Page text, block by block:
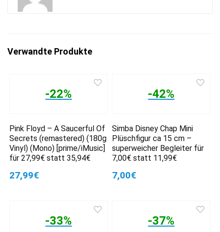
Verwandte Produkte
-22%
Pink Floyd – A Saucerful Of
Secrets (remastered) (180g
Vinyl) (Mono) [prime/iMusic]
für 27,99€ statt 35,94€
27,99€
-42%
Simba Disney Chap Mini
Plüschfigur ca 15 cm –
superweicher Begleiter für
7,00€ statt 11,99€
7,00€
-33% -37%